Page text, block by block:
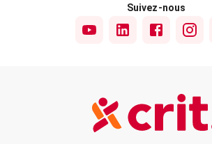
Suivez-nous